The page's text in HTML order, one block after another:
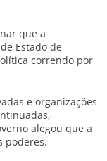
que a
Estado de
correndo por
e organizações
alegou que a
poderes.